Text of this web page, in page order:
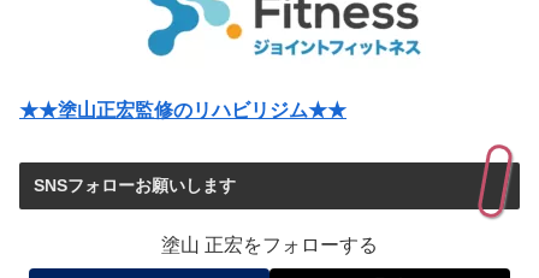
★★塗山正宏監修のリハビリジム★★
SNSフォローお願いします
塗山 正宏をフォローする